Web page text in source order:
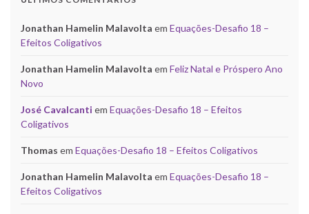
Jonathan Hamelin Malavolta em Equações-Desafio 18 –
Efeitos Coligativos
Jonathan Hamelin Malavolta em Feliz Natal e Próspero Ano
Novo
José Cavalcanti em Equações-Desafio 18 – Efeitos
Coligativos
Thomas em Equações-Desafio 18 – Efeitos Coligativos
Jonathan Hamelin Malavolta em Equações-Desafio 18 –
Efeitos Coligativos